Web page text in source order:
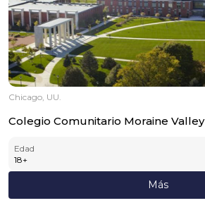
Chicago, UU.
Colegio Comunitario Moraine Valley
Edad
18+
Más